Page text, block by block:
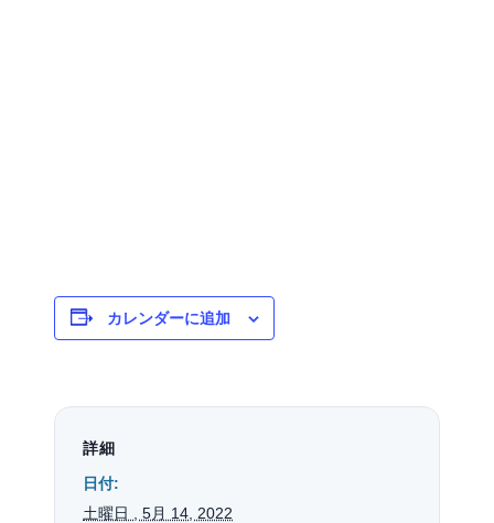
カレンダーに追加
詳細
日付:
土曜日 , 5月 14, 2022